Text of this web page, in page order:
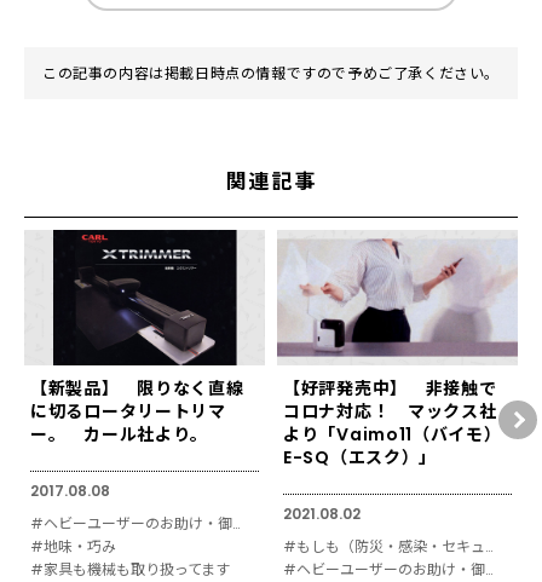
この記事の内容は掲載日時点の情報ですので予めご了承ください。
関連記事
【新製品】 限りなく直線
に切るロータリートリマ
ー。 カール社より。
2017.08.08
#ヘビーユーザーのお助け・御用達
#地味・巧み
#家具も機械も取り扱ってます
【好評発売中】 非接触で
コロナ対応！ マックス社
より「Vaimo11（バイモ）
E-SQ（エスク）」
2021.08.02
#もしも（防災・感染・セキュリティ対策）
#ヘビーユーザーのお助け・御用達